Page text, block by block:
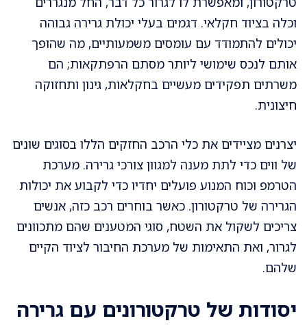
וכלה בציוד חקלאי. דגמים בעלי יכולת גרירה גבוהה
יכולים להתמודד עם עומסים משמעותיים, מה שהופך
אותם לנכס שימושי ליותר מסתם הרפתקאות; הם
משרתים תפקידים מעשיים בחקלאות, גינון ותחזוקה
חיצונית.
יצרנים מציידים את כלי הרכב החזקים הללו בסוגים שונים
של ווים כדי לתת מענה למגוון צורכי גרירה. מערכת
הטרמפ וכוח המנוע פועלים יחדיו כדי לקבוע את יכולות
הגרירה של טרקטורון. כאשר בוחרים רכב כזה, אנשים
צריכים לשקול את השטח, סוגי המטענים שהם מתכוונים
לגרור, ואת התאימות של מערכת החיבור לציוד הקיים
שלהם.
יסודות של טרקטורונים עם גרירה